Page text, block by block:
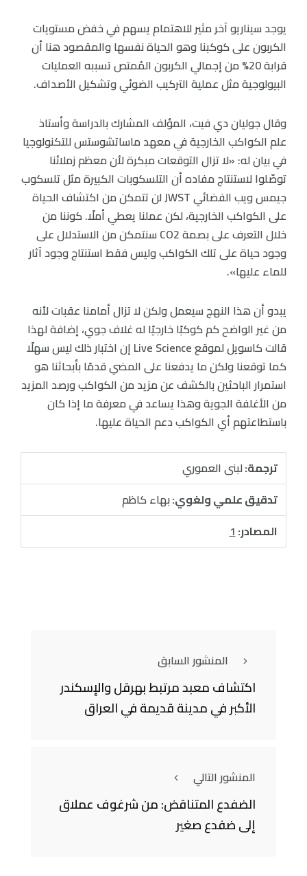
يوجد سيناريو آخر مثير للاهتمام يسهم في خفض مستويات
الكربون على كوكبنا وهو الحياة نفسها والمقصود هنا أن
قرابة 20% من إجمالي الكربون المُمتص تسببه العمليات
البيولوجية مثل عملية التركيب الضوئي وتشكيل الأصداف.
وقال جوليان دي فيت، المؤلف المشارك بالدراسة وأستاذ
علم الكواكب الخارجية في معهد ماساتشوستس للتكنولوجيا
في بيان له: «لا تزال التوقعات مبكرة لأن معظم زملائنا
توصّلوا لاستنتاج مفاده أن التلسكوبات الكبيرة مثل تلسكوب
جيمس ويب الفضائي JWST لن تتمكن من اكتشاف الحياة
على الكواكب الخارجية، لكن عملنا يعطي أملًا. كوننا من
خلال التعرف على بصمة CO2 سنتمكن من الاستدلال على
وجود حياة على تلك الكواكب وليس فقط استنتاج وجود آثار
للماء عليها».
يبدو أن هذا النهج سيعمل ولكن لا تزال أمامنا عقبات لأنه
من غير الواضح كم كوكبًا خارجيًا له غلاف جوي، إضافة لهذا
قالت كاسويل لموقع Live Science إن اختبار ذلك ليس سهلًا
كما توقعنا ولكن ما يدفعنا على المضي قدمًا بأبحاثنا هو
استمرار الباحثين بالكشف عن مزيد من الكواكب ورصد المزيد
من الأغلفة الجوية وهذا يساعد في معرفة ما إذا كان
باستطاعتهم أي الكواكب دعم الحياة عليها.
ترجمة:لبنى العموري
تدقيق علمي ولغوي:بهاء كاظم
المصادر:1
المنشور السابق
اكتشاف معبد مرتبط بهرقل والإسكندر
الأكبر في مدينة قديمة في العراق
المنشور التالي
الضفدع المتناقض: من شرغوف عملاق
إلى ضفدع صغير